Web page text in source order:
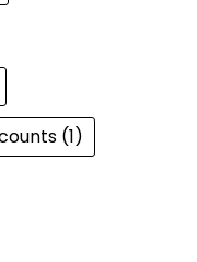
(1)